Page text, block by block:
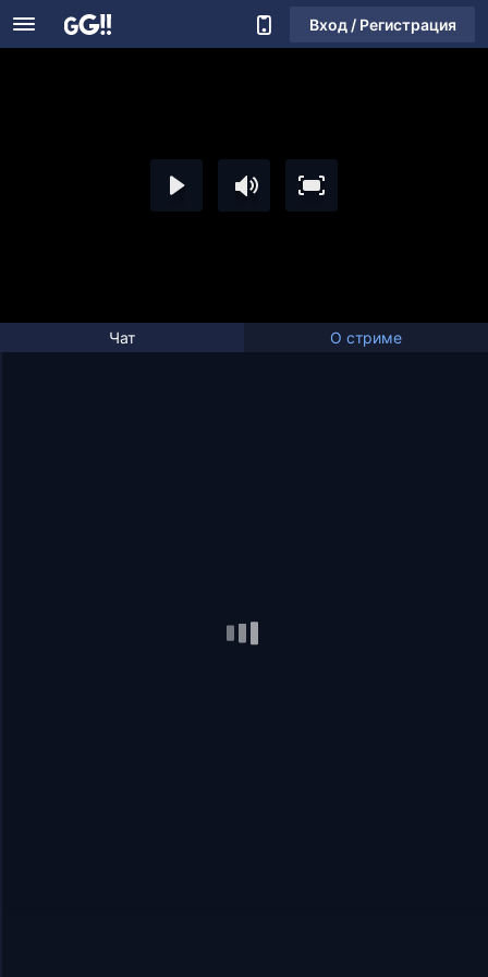
Вход / Регистрация
Чат О стриме